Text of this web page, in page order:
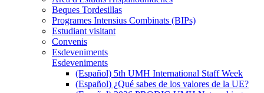
Beques Tordesillas
Programes Intensius Combinats (BIPs)
Estudiant visitant
Convenis
Esdeveniments
Esdeveniments
(Español) 5th UMH International Staff Week
(Español) ¿Qué sabes de los valores de la UE?